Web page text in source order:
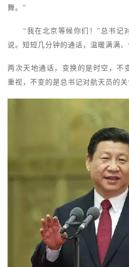
舞。”
“我在北京等候你们！”总书记
说。短短几分钟的通话，温暖满满、
两次天地通话，变换的是时空，不
重视，不变的是总书记对航天员的关